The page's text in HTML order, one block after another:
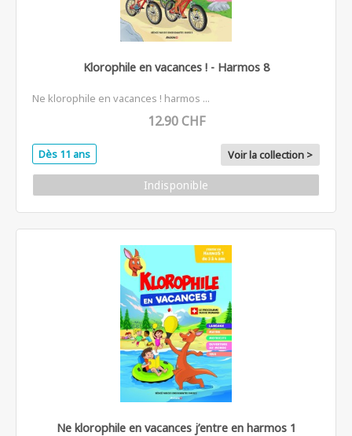
Klorophile en vacances ! - Harmos 8
Ne klorophile en vacances ! harmos ...
12.90 CHF
Dès 11 ans Voir la collection >
Indisponible
Ne klorophile en vacances j’entre en harmos 1